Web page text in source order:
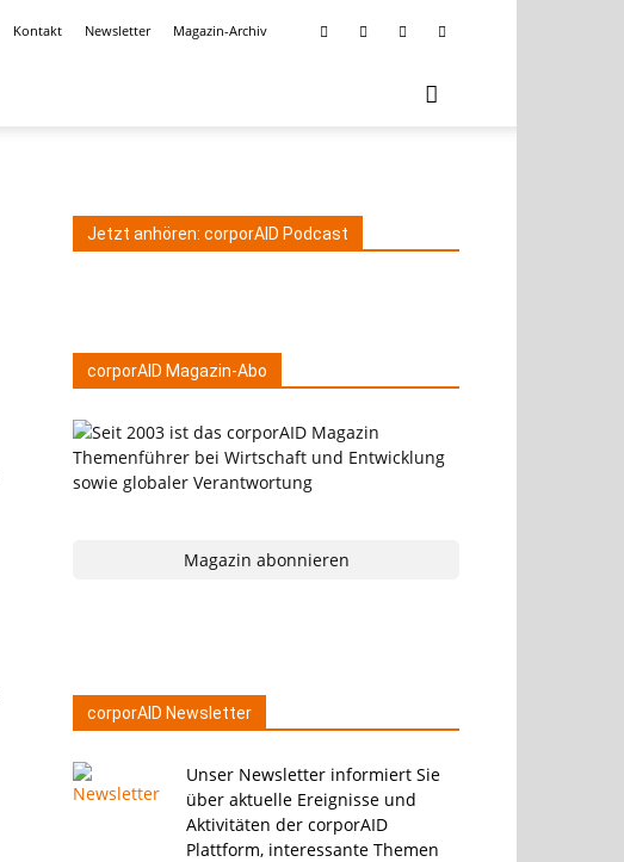
Kontakt Newsletter Magazin-Archiv
Jetzt anhören: corporAID Podcast
corporAID Magazin-Abo
Magazin abonnieren
corporAID Newsletter
Unser Newsletter informiert Sie
über aktuelle Ereignisse und
Aktivitäten der corporAID
Plattform, interessante Themen